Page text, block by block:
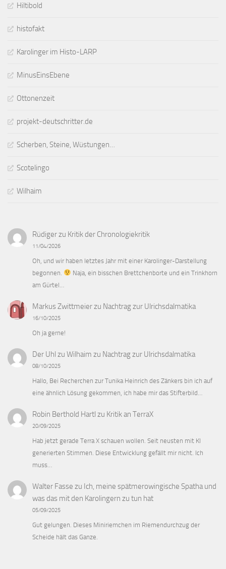
Hiltibold
histofakt
Karolinger im Histo-LARP
MinusEinsEbene
Ottonenzeit
projekt-deutschritter.de
Scherben, Steine, Wüstungen…
Scotelingo
Wilhaim
Rüdigerzu Kritik der Chronologiekritik
11/04/2026
Oh, und wir haben letztes Jahr mit einer Karolinger-Darstellung
begonnen.
Naja, ein bisschen Brettchenborte und ein Trinkhorn
am Gürtel…
Markus Zwittmeierzu Nachtrag zur Ulrichsdalmatika
16/10/2025
Oh ja gerne!
Der Uhl zu Wilhaim zu Nachtrag zur Ulrichsdalmatika
08/10/2025
Hallo, Bei Recherchen zur Tunika Heinrich des Zänkers bin ich auf
eine ähnlich Lösung gekommen, ich habe mir das Stifterbild…
Robin Berthold Hartl zu Kritik an TerraX
20/09/2025
Hab jetzt gerade Terra X schauen wollen. Seit neusten mit KI
generierten Stimmen. Diese Entwicklung gefällt mir nicht. Ich
muss…
Walter Fasse zu Ich, meine spätmerowingische Spatha und
was das mit den Karolingern zu tun hat
05/09/2025
Gut gelungen. Dieses Miniriemchen im Riemendurchzug der
Scheide hält das Ganze.